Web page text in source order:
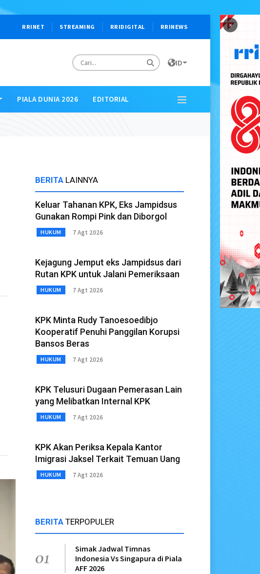
×
RRINET STREAMING RRIDIGITAL RRINEWS
ID
PIALA DUNIA 2026 EDITORIAL
BERITA LAINNYA
Keluar Tahanan KPK, Eks Jampidsus
Gunakan Rompi Pink dan Diborgol
HUKUM 7 Agt 2026
Kejagung Jemput eks Jampidsus dari
Rutan KPK untuk Jalani Pemeriksaan
HUKUM 7 Agt 2026
KPK Minta Rudy Tanoesoedibjo
Kooperatif Penuhi Panggilan Korupsi
Bansos Beras
HUKUM 7 Agt 2026
KPK Telusuri Dugaan Pemerasan Lain
yang Melibatkan Internal KPK
HUKUM 7 Agt 2026
KPK Akan Periksa Kepala Kantor
Imigrasi Jaksel Terkait Temuan Uang
HUKUM 7 Agt 2026
BERITA TERPOPULER
01
Simak Jadwal Timnas
Indonesia Vs Singapura di Piala
AFF 2026